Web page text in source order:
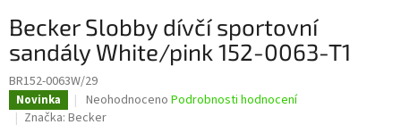
Becker Slobby dívčí sportovní
sandály White/pink 152-0063-T1
BR152-0063W/29
Novinka
Průměrné
hodnocení
Neohodnoceno Podrobnosti hodnocení
Značka: Becker